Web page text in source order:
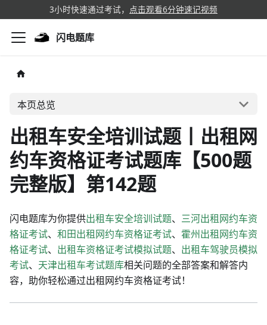
3小时快速通过考试， 点击观看6分钟速记视频
闪电题库
本页总览
出租车安全培训试题丨出租网
约车资格证考试题库【500题
完整版】第142题
闪电题库为你提供出租车安全培训试题、 三河出租网约车资
格证考试、 和田出租网约车资格证考试、 霍州出租网约车资
格证考试、 出租车资格证考试模拟试题、 出租车驾驶员模拟
考试、 天津出租车考试题库相关问题的全部答案和解答内
容，助你轻松通过出租网约车资格证考试！